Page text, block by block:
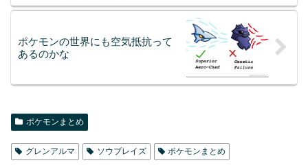
ポケモンの世界にも空気抵抗って
あるのかな
ポケモンまとめ
グレンアルマ ソウブレイズ ポケモンまとめ